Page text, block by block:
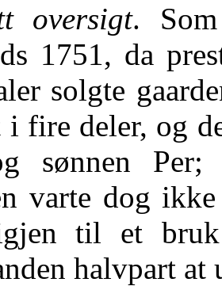
oversigt.
1751, da
solgte
i fire deler, og
sønnen Per;
varte dog
til et
halvpart